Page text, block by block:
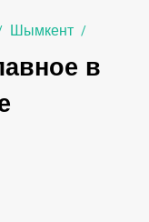
Шымкент /
в